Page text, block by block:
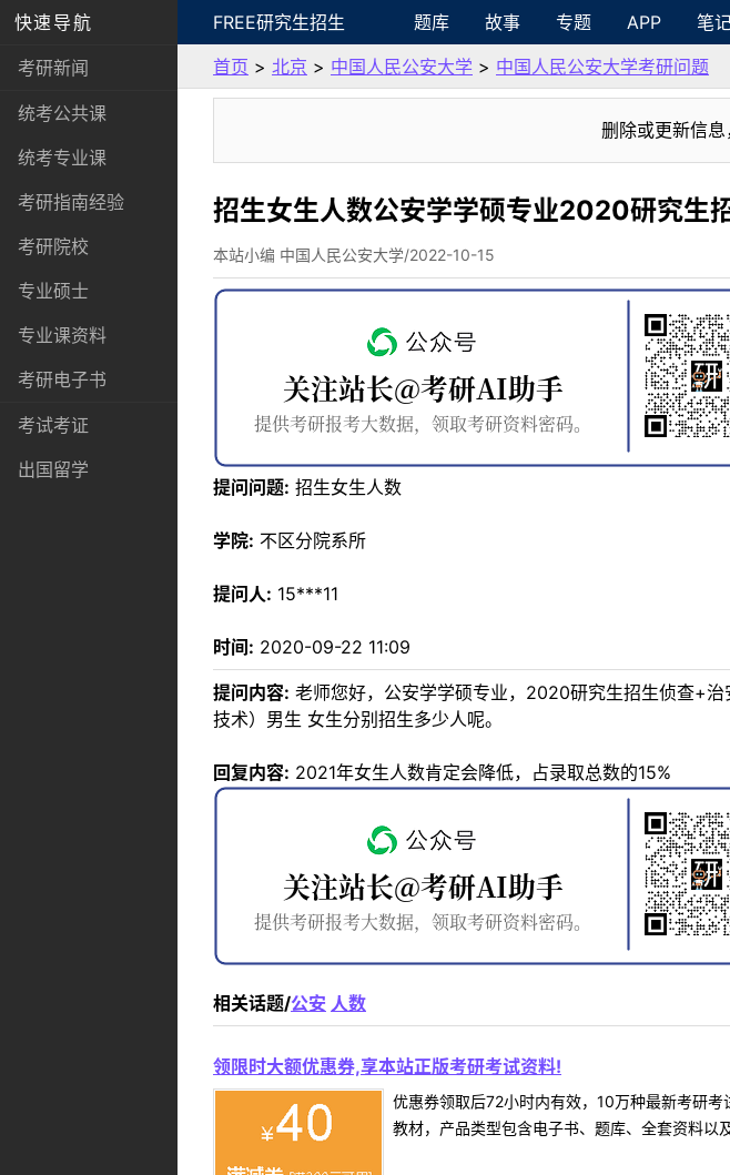
快速导航
考研新闻
统考公共课
统考专业课
考研指南经验
考研院校
专业硕士
专业课资料
考研电子书
考试考证
出国留学
FREE研究生招生 题库 故事 专题 APP 笔
首页 > 北京 > 中国人民公安大学 > 中国人民公安大学考研问题
删除或更新信
招生女生人数公安学学硕专业2020研究生
本站小编 中国人民公安大学/2022-10-15
提问问题: 招生女生人数
学院: 不区分院系所
提问人: 15***11
时间: 2020-09-22 11:09
提问内容: 老师您好，公安学学硕专业，2020研究生招生侦查+
技术）男生 女生分别招生多少人呢。
回复内容: 2021年女生人数肯定会降低，占录取总数的15%
相关话题/公安 人数
领限时大额优惠券,享本站正版考研考试资料!
优惠券领取后72小时内有效，10万种最新考研
教材，产品类型包含电子书、题库、全套资料以